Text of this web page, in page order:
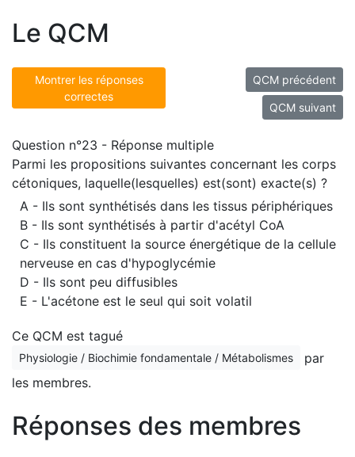
Le QCM
Montrer les réponses
correctes
QCM précédent
QCM suivant
Question n°23 - Réponse multiple
Parmi les propositions suivantes concernant les corps
cétoniques, laquelle(lesquelles) est(sont) exacte(s) ?
A - Ils sont synthétisés dans les tissus périphériques
B - Ils sont synthétisés à partir d'acétyl CoA
C - Ils constituent la source énergétique de la cellule
nerveuse en cas d'hypoglycémie
D - Ils sont peu diffusibles
E - L'acétone est le seul qui soit volatil
Ce QCM est tagué
Physiologie / Biochimie fondamentale / Métabolismes
par
les membres.
Réponses des membres